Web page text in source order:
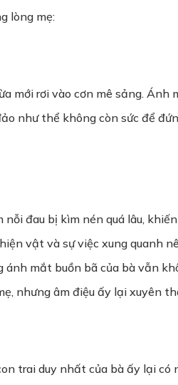
lòng mẹ:
mới rơi vào cơn mê sảng.
như thể không còn sức để
đau bị kìm nén quá lâu,
vật và sự việc xung quanh
mắt buồn bã của bà vẫn
nhưng âm điệu ấy lại xuyên
trai duy nhất của bà ấy lại